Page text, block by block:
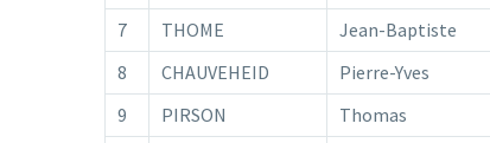
7
THOME Jean-Baptiste
8
CHAUVEHEID Pierre-Yves
9
PIRSON Thomas